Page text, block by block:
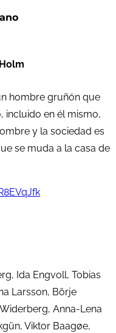
hombre gruñón que
incluido en él mismo,
y la sociedad es
se muda a la casa de
Ida Engvoll, Tobias
Larsson, Börje
Anna-Lena
Viktor Baagøe,